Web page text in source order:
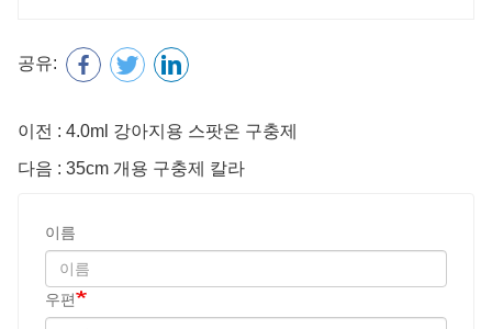
공유:
이전 : 4.0ml 강아지용 스팟온 구충제
다음 : 35cm 개용 구충제 칼라
이름
우편